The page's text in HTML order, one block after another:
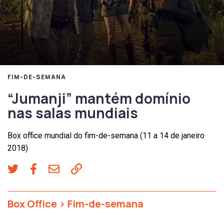
FIM-DE-SEMANA
“Jumanji” mantém domínio
nas salas mundiais
Box office mundial do fim-de-semana (11 a 14 de janeiro
2018)
Box Office > Fim-de-semana